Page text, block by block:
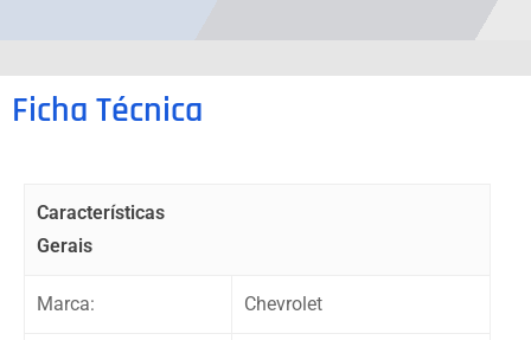
m
d
Ficha Técnica
Características
Gerais
Marca: Chevrolet